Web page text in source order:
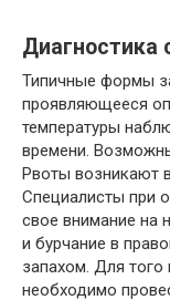
Диагностика
Типичные формы
проявляющееся
температуры
времени.
Рвоты возникают
Специалисты при
свое внимание на
и бурчание в
запахом. Для того
необходимо